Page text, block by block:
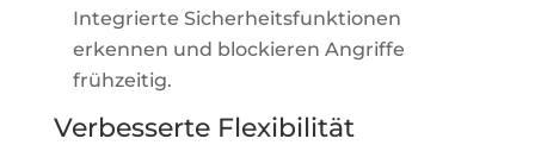
Integrierte Sicherheitsfunktionen
erkennen und blockieren Angriffe
frühzeitig.
Verbesserte Flexibilität